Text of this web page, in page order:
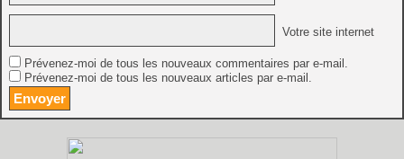
Votre site internet
Prévenez-moi de tous les nouveaux commentaires par e-mail.
Prévenez-moi de tous les nouveaux articles par e-mail.